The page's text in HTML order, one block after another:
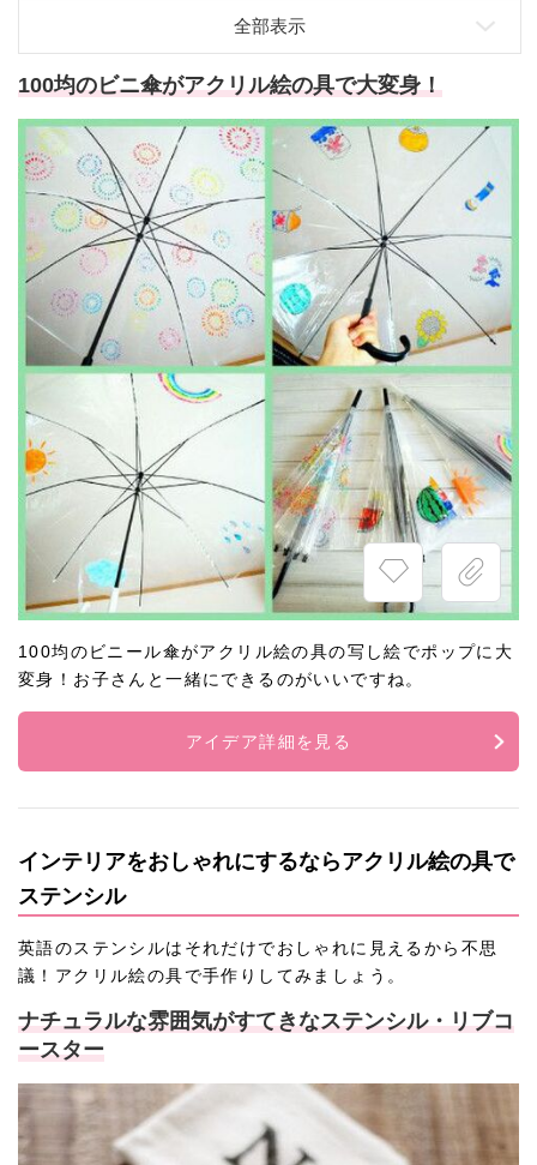
100均のビニ傘がアクリル絵の具で大変身！
100均のビニール傘がアクリル絵の具の写し絵でポップに大
変身！お子さんと一緒にできるのがいいですね。
アイデア詳細を見る
インテリアをおしゃれにするならアクリル絵の具で
ステンシル
英語のステンシルはそれだけでおしゃれに見えるから不思
議！アクリル絵の具で手作りしてみましょう。
ナチュラルな雰囲気がすてきなステンシル・リブコ
ースター